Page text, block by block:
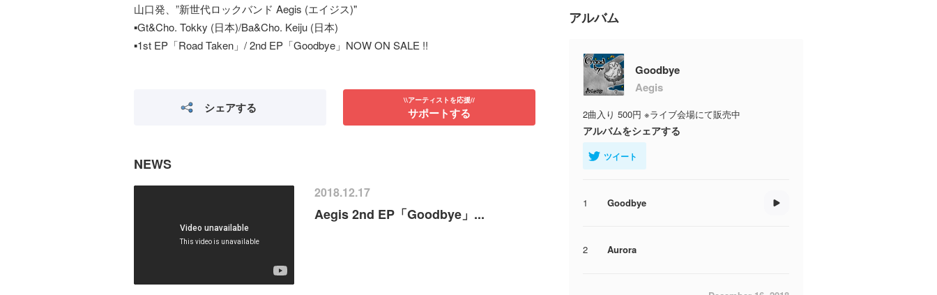
山口発、”新世代ロックバンド Aegis (エイジス)"
▪️Gt&Cho. Tokky (日本)/Ba&Cho. Keiju (日本)
▪️1st EP「Road Taken」/ 2nd EP「Goodbye」NOW ON SALE !!
シェアする \\アーティストを応援//
サポートする
NEWS
2018.12.17
Aegis 2nd EP「Goodbye」...
アルバム
Goodbye
Aegis
2曲入り 500円 ※ライブ会場にて販売中
アルバムをシェアする
ツイート
1 Goodbye
2 Aurora